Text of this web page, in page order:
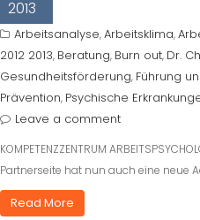
2013
Arbeitsanalyse,Arbeitsklima,
2012 2013, Beratung, Burn out, Dr.
Gesundheitsförderung, Führung
Prävention, Psychische
Leave a comment
KOMPETENZZENTRUM
Partnerseite hat nun auch eine neue
Read More